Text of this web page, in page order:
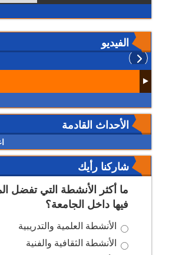
الفيديو
الأحداث القادمة
شاركنا رأيك
ما أكثر الأنشطة التي تفضل
فيها داخل الجامعة؟
الأنشطة العلمية والتدريبية
الأنشطة الثقافية والفنية